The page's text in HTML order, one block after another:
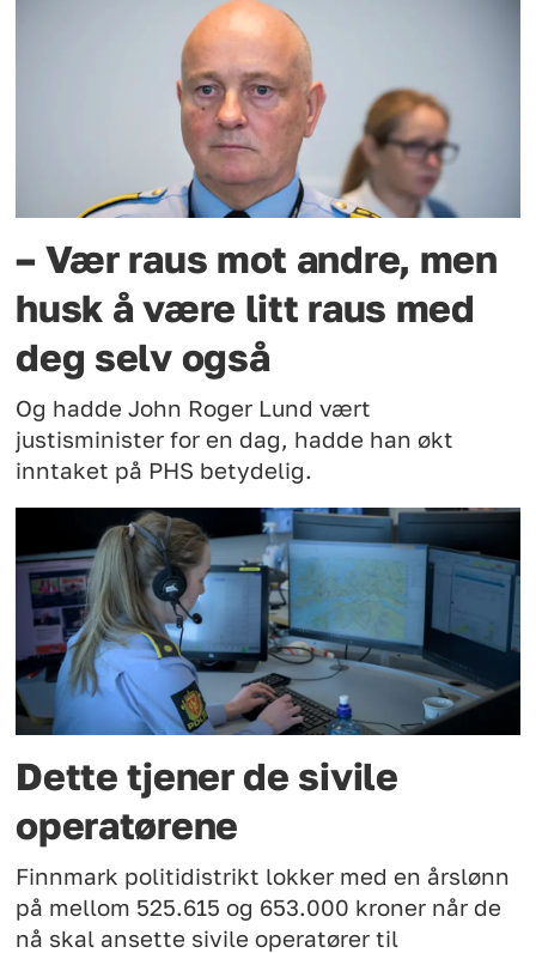
– Vær raus mot andre, men
husk å være litt raus med
deg selv også
Og hadde John Roger Lund vært
justisminister for en dag, hadde han økt
inntaket på PHS betydelig.
Dette tjener de sivile
operatørene
Finnmark politidistrikt lokker med en årslønn
på mellom 525.615 og 653.000 kroner når de
nå skal ansette sivile operatører til